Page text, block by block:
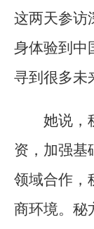
这两天参访
身体验到中
寻到很多未
她说，
资，加强基
领域合作，
商环境。秘